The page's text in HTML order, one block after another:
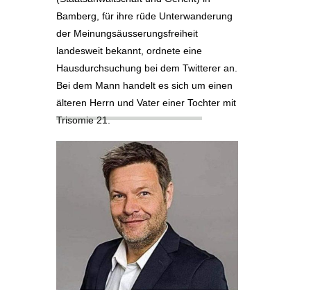
Bamberg, für ihre rüde Unterwanderung
der Meinungsäusserungsfreiheit
landesweit bekannt, ordnete eine
Hausdurchsuchung bei dem Twitterer an.
Bei dem Mann handelt es sich um einen
älteren Herrn und Vater einer Tochter mit
Trisomie 21.